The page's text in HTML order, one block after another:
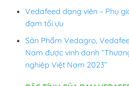
Vedafeed dạng viên – Phụ
đạm tối ưu
Sản Phẩm Vedagro,
Nam được vinh danh
nghiệp Việt Nam 2023”